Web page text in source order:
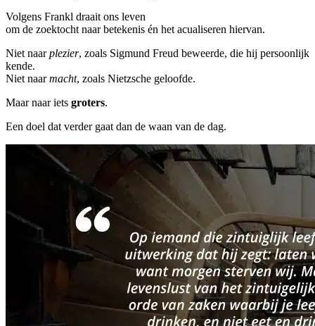
Volgens Frankl draait ons leven
om de zoektocht naar betekenis én het acualiseren hiervan.
Niet naarplezier, zoals Sigmund Freud beweerde, die hij persoonlijk
kende.
Niet naarmacht, zoals Nietzsche geloofde.
Maar naar iets groters.
Een doel dat verder gaat dan de waan van de dag.